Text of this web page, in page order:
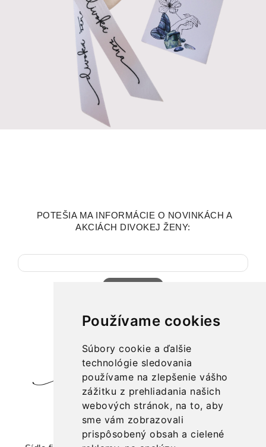
Používame cookies
Súbory cookie a ďalšie
technológie sledovania
používame na zlepšenie vášho
zážitku z prehliadania našich
webových stránok, na to, aby
sme vám zobrazovali
prispôsobený obsah a cielené
POTEŠIA MA INFORMÁCIE O NOVINKÁCH A
AKCIÁCH DIVOKEJ ŽENY:
značka: Divoká žena